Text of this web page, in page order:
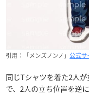
引用：「メンズノンノ」 公式サ
同じTシャツを着た2人
で、2人の立ち位置を逆